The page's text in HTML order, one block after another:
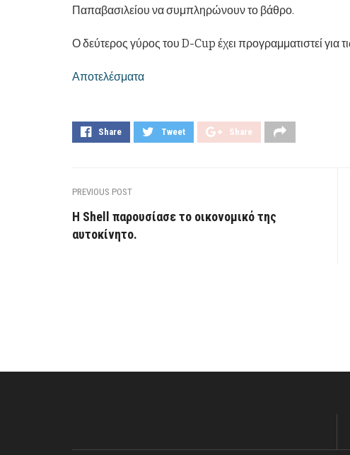
Παπαβασιλείου να συμπληρώνουν το βάθρο.
Ο δεύτερος γύρος του D-Cup έχει προγραμματιστεί για
Αποτελέσματα
Share Tweet Share
PREVIOUS POST
Η Shell παρουσίασε το οικονομικό της
αυτοκίνητο.